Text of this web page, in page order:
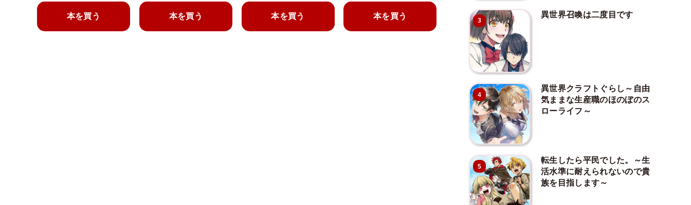
本を買う 本を買う 本を買う 本を買う
3
異世界召喚は二度目です
4
異世界クラフトぐらし～自由
気ままな生産職のほのぼのス
ローライフ～
5
転生したら平民でした。～生
活水準に耐えられないので貴
族を目指します～